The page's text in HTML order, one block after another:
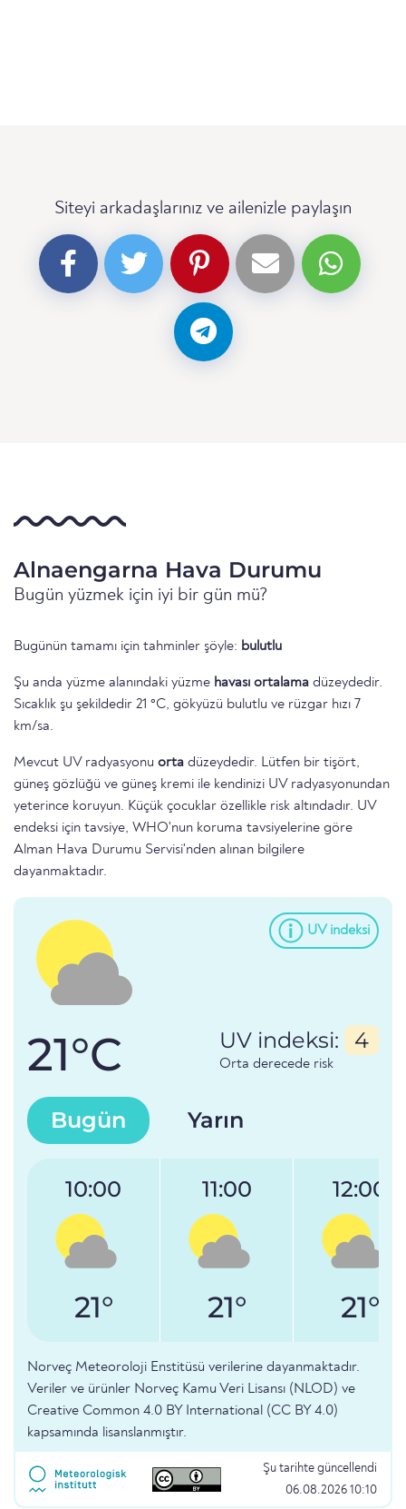
Siteyi arkadaşlarınız ve ailenizle paylaşın
Alnaengarna Hava Durumu
Bugün yüzmek için iyi bir gün mü?
Bugünün tamamı için tahminler şöyle: bulutlu
Şu anda yüzme alanındaki yüzme havası ortalama düzeydedir.
Sıcaklık şu şekildedir 21 °C, gökyüzü bulutlu ve rüzgar hızı 7
km/sa.
Mevcut UV radyasyonu orta düzeydedir. Lütfen bir tişört,
güneş gözlüğü ve güneş kremi ile kendinizi UV radyasyonundan
yeterince koruyun. Küçük çocuklar özellikle risk altındadır. UV
endeksi için tavsiye, WHO'nun koruma tavsiyelerine göre
Alman Hava Durumu Servisi'nden alınan bilgilere
dayanmaktadır.
UV indeksi
21°C UV indeksi: 4
Orta derecede risk
Bugün Yarın
10:00
21°
11:00
21°
12:00
21°
Norveç Meteoroloji Enstitüsü verilerine dayanmaktadır.
Veriler ve ürünler Norveç Kamu Veri Lisansı (NLOD) ve
Creative Common 4.0 BY International (CC BY 4.0)
kapsamında lisanslanmıştır.
Şu tarihte güncellendi
06.08.2026 10:10